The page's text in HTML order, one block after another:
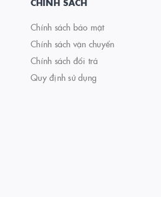
Chính sách bảo mật
Chính sách vận chuyển
Chính sách đổi trả
Quy định sử dụng